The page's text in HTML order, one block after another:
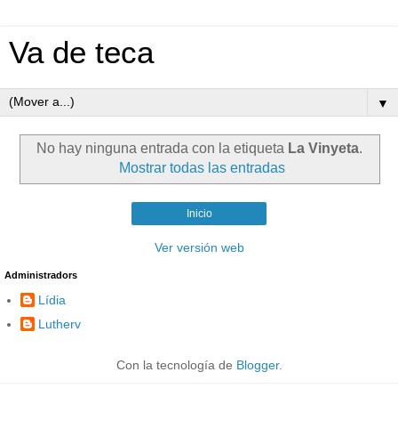
Va de teca
▼
No hay ninguna entrada con la etiqueta La Vinyeta.
Mostrar todas las entradas
Inicio
Ver versión web
Administradors
Lídia
Lutherv
Con la tecnología de Blogger.